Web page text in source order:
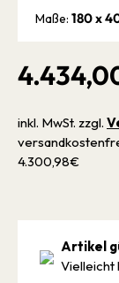
inkl. MwSt. zzgl.
4.300,98€
Maße: 180 x
Artikel
Vielleicht